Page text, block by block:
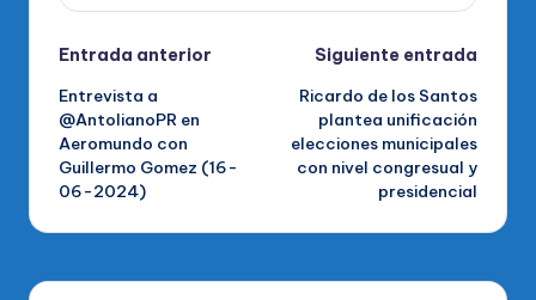
Navegación
de
entradas
Entrada anterior
Entrevista a
@AntolianoPR en
Aeromundo con
Guillermo Gomez (16-
06-2024)
Siguiente entrada
Ricardo de los Santos
plantea unificación
elecciones municipales
con nivel congresual y
presidencial